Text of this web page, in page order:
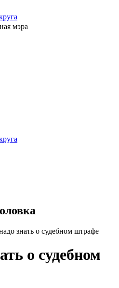
мэра
знать о судебном штрафе
о судебном